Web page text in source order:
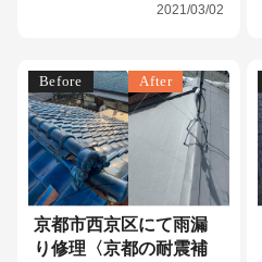
2021/03/02
Before After
京都市西京区にて雨漏
り修理〈京都の耐震補